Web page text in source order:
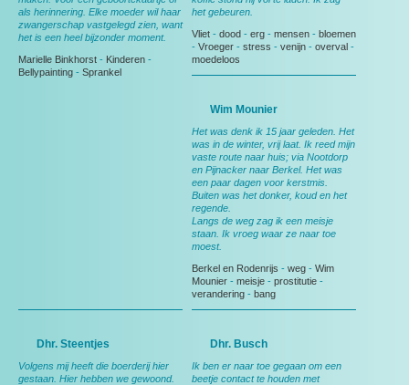
als herinnering. Elke moeder wil haar
zwangerschap vastgelegd zien, want
het is een heel bijzonder moment.
Marielle Binkhorst - Kinderen -
Bellypainting - Sprankel
het gebeuren.
Vliet - dood - erg - mensen - bloemen
- Vroeger - stress - venijn - overval -
moedeloos
Wim Mounier
Het was denk ik 15 jaar geleden. Het
was in de winter, vrij laat. Ik reed mijn
vaste route naar huis; via Nootdorp
en Pijnacker naar Berkel. Het was
een paar dagen voor kerstmis.
Buiten was het donker, koud en het
regende.
Langs de weg zag ik een meisje
staan. Ik vroeg waar ze naar toe
moest.
Berkel en Rodenrijs - weg - Wim
Mounier - meisje - prostitutie -
verandering - bang
Dhr. Steentjes
Volgens mij heeft die boerderij hier
gestaan. Hier hebben we gewoond.
Dhr. Busch
Ik ben er naar toe gegaan om een
beetje contact te houden met